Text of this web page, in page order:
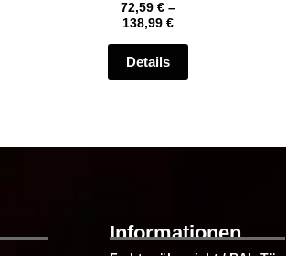
72,59€ –
138,99€
Details
Informationen